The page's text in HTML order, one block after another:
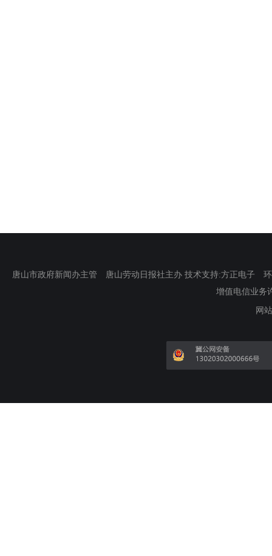
唐山市政府新闻办主管 唐山劳动日报社主办 技术支持:方正电子
增值电信业务
网